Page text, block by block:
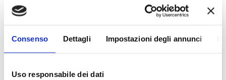
Consenso Dettagli Impostazioni degli annunci
Uso responsabile dei dati
GLI
Tali gruppi sillabici possono essere meglio
schema che evochi il suono corrispondente con